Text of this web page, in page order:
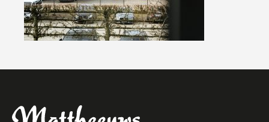
MY TRANSPORT